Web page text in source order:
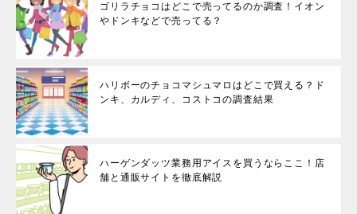
ゴリラチョコはどこで売ってるのか調査！イオン
やドンキなどで売ってる？
ハリボーのチョコマシュマロはどこで買える？ド
ンキ、カルディ、コストコの調査結果
ハーゲンダッツ業務用アイスを買うならここ！店
舗と通販サイトを徹底解説